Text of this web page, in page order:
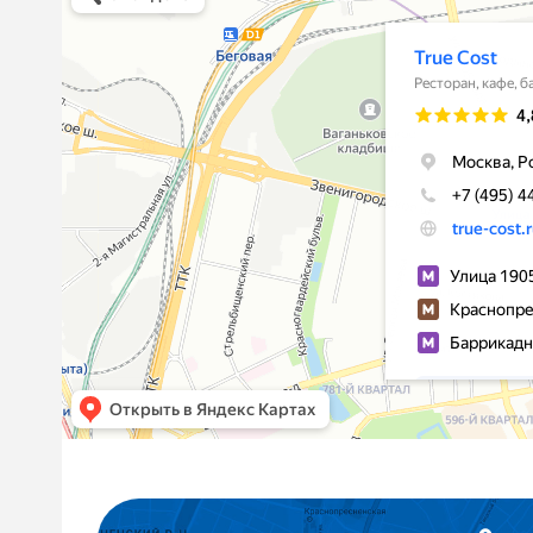
и неуемной фантазии у тандема Кана и
чувство юмора. Оно и в золоченых
вкусом корейской морковки. Так что и